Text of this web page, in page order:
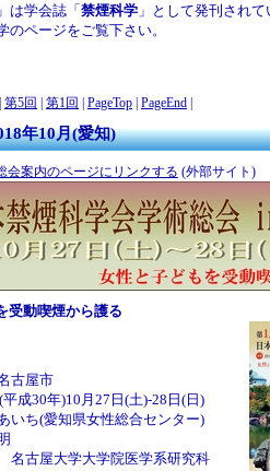
」は学会誌「禁煙科学 」として発刊され
のページをご覧下さい。
第5回 第1回 PageTop PageEnd
年10月(愛知)
会案内のページにリンクする (外部サイト)
受動喫煙から護る
古屋市
成30年)10月27日(土)-28日(日)
いち(愛知県女性総合センター)
大学院医学系研究科